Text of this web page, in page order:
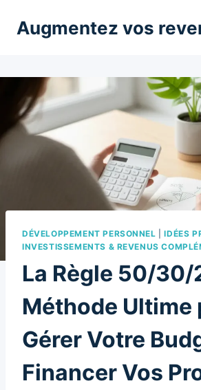
Augmentez vos
DÉVELOPPEMENT PERSONNEL |IDÉES
INVESTISSEMENTS & REVENUS
La Règle 50/30/
Méthode Ultime
Gérer Votre
Financer Vos